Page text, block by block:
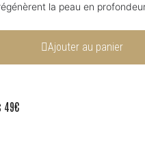
la peau en
Ajouter au panier
49€